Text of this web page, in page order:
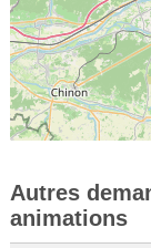
Autres
animations